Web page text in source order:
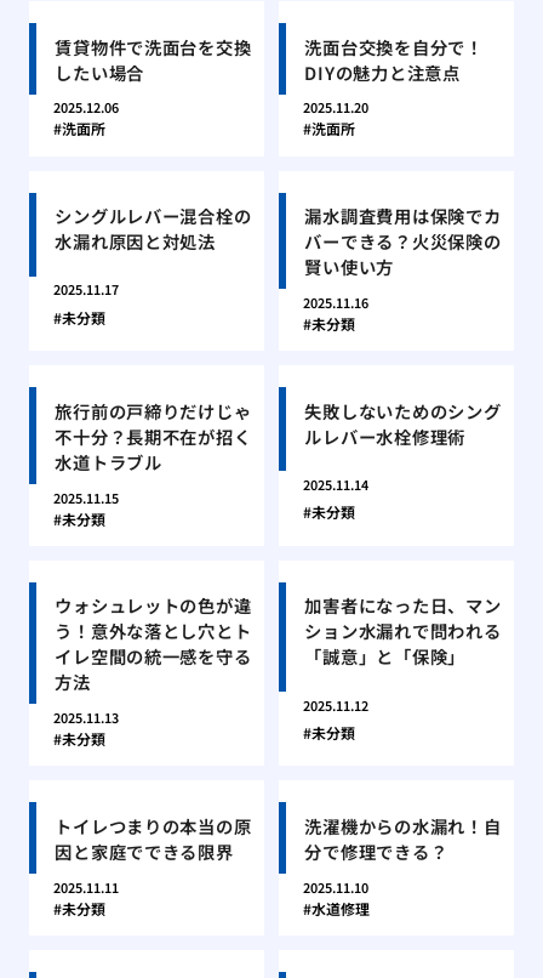
賃貸物件で洗面台を交換
したい場合
2025.12.06
洗面所
洗面台交換を自分で！
DIYの魅力と注意点
2025.11.20
洗面所
シングルレバー混合栓の
水漏れ原因と対処法
2025.11.17
未分類
漏水調査費用は保険でカ
バーできる？火災保険の
賢い使い方
2025.11.16
未分類
旅行前の戸締りだけじゃ
不十分？長期不在が招く
水道トラブル
2025.11.15
未分類
失敗しないためのシング
ルレバー水栓修理術
2025.11.14
未分類
ウォシュレットの色が違
う！意外な落とし穴とト
イレ空間の統一感を守る
方法
2025.11.13
未分類
加害者になった日、マン
ション水漏れで問われる
「誠意」と「保険」
2025.11.12
未分類
トイレつまりの本当の原
因と家庭でできる限界
2025.11.11
未分類
洗濯機からの水漏れ！自
分で修理できる？
2025.11.10
水道修理